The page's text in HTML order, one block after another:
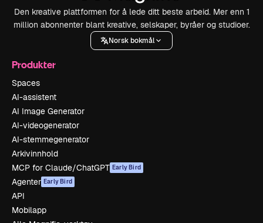
Den kreative plattformen for å lede ditt beste arbeid. Mer enn 1
million abonnenter blant kreative, selskaper, byråer og studioer.
Norsk bokmål
Produkter
Spaces
AI-assistent
AI Image Generator
AI-videogenerator
AI-stemmegenerator
Arkivinnhold
MCP for Claude/ChatGPT Early Bird
Agenter Early Bird
API
Mobilapp